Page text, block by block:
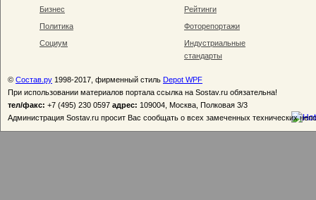
Бизнес
Политика
Социум
Рейтинги
Фоторепортажи
Индустриальные
стандарты
© Состав.ру 1998-2017, фирменный стиль Depot WPF
При использовании материалов портала ссылка на Sostav.ru обязательна!
тел/факс: +7 (495) 230 0597 адрес: 109004, Москва, Полковая 3/3
Администрация Sostav.ru просит Вас сообщать о всех замеченных технических